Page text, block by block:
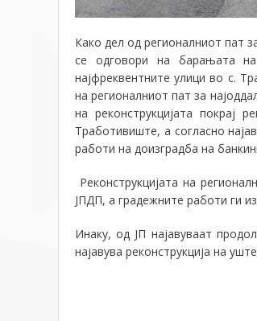
Како дел од регионалниот пат
се одговори на барањата
најфреквентните улици во с.
на регионалниот пат за
на реконструкцијата покрај
Тработивиште, а согласно
работи на доизградба на
Реконструкцијата на
ЈПДП, а градежните работи ги
Инаку, од ЈП најавуваат
најавува реконструкција на